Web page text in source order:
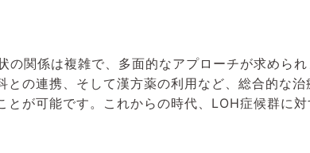
の関係は複雑で、多面的なアプローチが求めら
との連携、そして漢方薬の利用など、総合的な
とが可能です。これからの時代、LOH症候群に